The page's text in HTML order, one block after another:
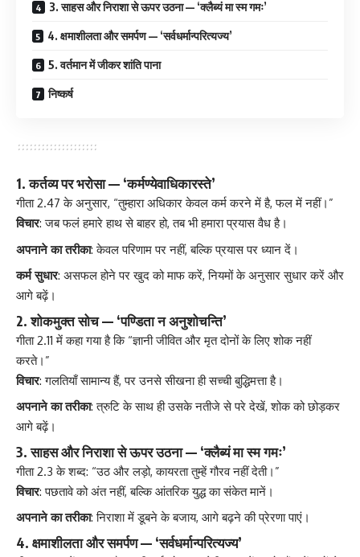
3. साहस और निराशा से ऊपर उठना — ‘क्लैब्यं मा स्म गमः’
4. क्षमाशीलता और समर्पण — ‘सर्वधर्मान्परित्यज्य’
5. वर्तमान में जीकर शांति पाना
निष्कर्ष
1.कर्तव्य पर भरोसा — ‘कर्मण्येवाधिकारस्ते’
गीता 2.47 के अनुसार, “तुम्हारा अधिकार केवल कर्म करने में है, फल में नहीं।”
विचार: जब फलं हमारे हाथ से बाहर हो, तब भी हमारा प्रयास वैध है।
अपनाने का तरीका: केवल परिणाम पर नहीं, बल्कि प्रयास पर ध्यान दें।
कर्म सुधार: असफल होने पर खुद को माफ करें, नियमों के अनुसार सुधार करें और
आगे बढ़ें।
2.शोकमुक्त सोच — ‘पण्डिता न अनुशोचन्ति’
गीता 2.11 में कहा गया है कि “ज्ञानी जीवित और मृत दोनों के लिए शोक नहीं
करते।”
विचार: गलतियाँ सामान्य हैं, पर उनसे सीखना ही सच्ची बुद्धिमत्ता है।
अपनाने का तरीका: त्रुटि के साथ ही उसके नतीजे से परे देखें, शोक को छोड़कर
आगे बढ़ें।
3.साहस और निराशा से ऊपर उठना — ‘क्लैब्यं मा स्म गमः’
गीता 2.3 के शब्द: “उठ और लड़ो, कायरता तुम्हें गौरव नहीं देती।”
विचार: पछतावे को अंत नहीं, बल्कि आंतरिक युद्ध का संकेत मानें।
अपनाने का तरीका: निराशा में डूबने के बजाय, आगे बढ़ने की प्रेरणा पाएं।
4. क्षमाशीलता और समर्पण — ‘सर्वधर्मान्परित्यज्य’